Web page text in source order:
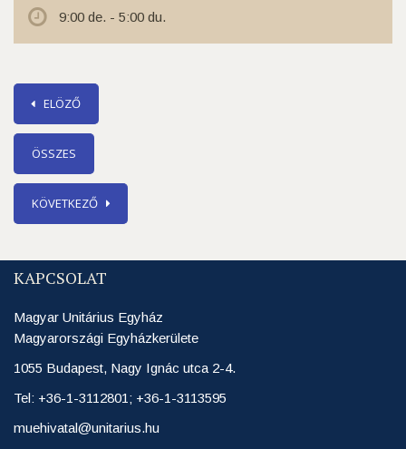
9:00 de. - 5:00 du.
ELÖZŐ
ÖSSZES
KÖVETKEZŐ
KAPCSOLAT
Magyar Unitárius Egyház
Magyarországi Egyházkerülete
1055 Budapest, Nagy Ignác utca 2-4.
Tel: +36-1-3112801; +36-1-3113595
muehivatal@unitarius.hu